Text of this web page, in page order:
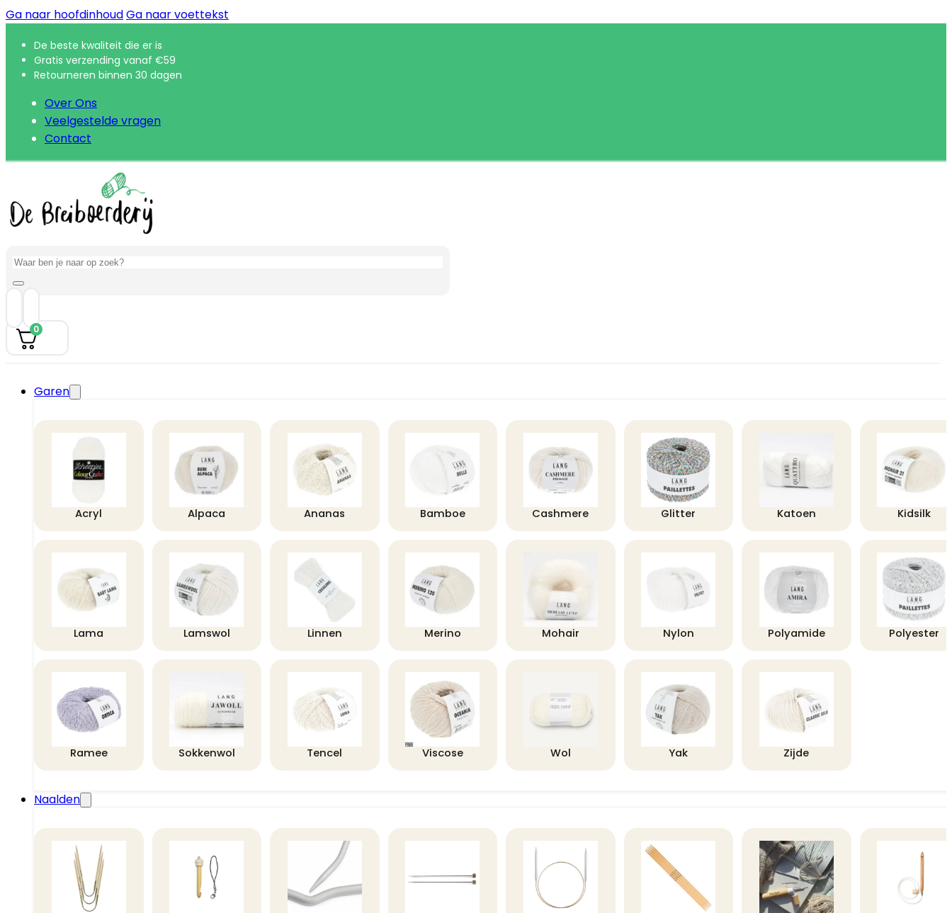
Ga naar hoofdinhoudGa naar voettekst
De beste kwaliteit die er is
Gratis verzending vanaf €59
Retourneren binnen 30 dagen
Over Ons
Veelgestelde vragen
Contact
Zoeken
0
Garen
Acryl Alpaca Ananas Bamboe Cashmere Glitter Katoen Kidsilk
Lama Lamswol Linnen Merino Mohair Nylon Polyamide Polyester
Ramee Sokkenwol Tencel Viscose Wol Yak Zijde
Naalden